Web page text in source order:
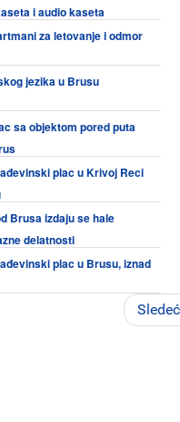
i audio kaseta
za letovanje i odmor
jezika u Brusu
sa objektom pored puta
plac u Krivoj Reci
Brusa izdaju se hale
delatnosti
plac u Brusu, iznad